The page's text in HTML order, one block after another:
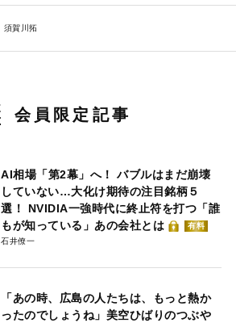
須賀川拓
会員限定記事
AI相場「第2幕」へ！ バブルはまだ崩壊
していない…大化け期待の注目銘柄５
選！ NVIDIA一強時代に終止符を打つ「誰
もが知っている」あの会社とは
有料
石井僚一
「あの時、広島の人たちは、もっと熱か
ったのでしょうね」美空ひばりのつぶや